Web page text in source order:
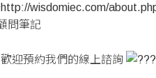
http://wisdomiec.com/
問筆記
迎預約我們的線上諮詢